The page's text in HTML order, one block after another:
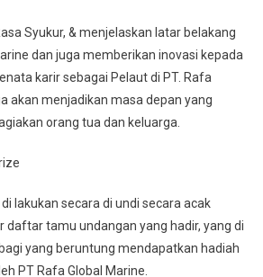
Syukur, & menjelaskan latar belakang
dan juga memberikan inovasi kepada
karir sebagai Pelaut di PT. Rafa
akan menjadikan masa depan yang
orang tua dan keluarga.
lakukan secara di undi secara acak
daftar tamu undangan yang hadir, yang di
yang beruntung mendapatkan hadiah
PT Rafa Global Marine.